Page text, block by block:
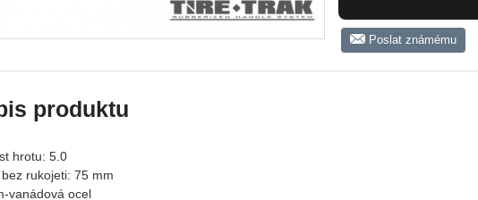
Poslat známému
produktu
hrotu: 5.0
rukojeti: 75 mm
vanádová ocel